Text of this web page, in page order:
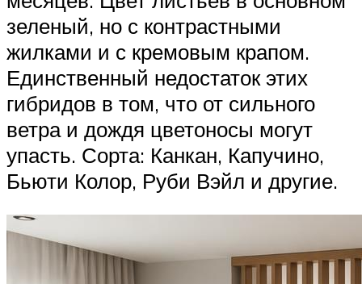
зеленый, но с контрастными
жилками и с кремовым крапом.
Единственный недостаток этих
гибридов в том, что от сильного
ветра и дождя цветоносы могут
упасть. Сорта: Канкан, Капучино,
Бьюти Колор, Руби Вэйл и другие.